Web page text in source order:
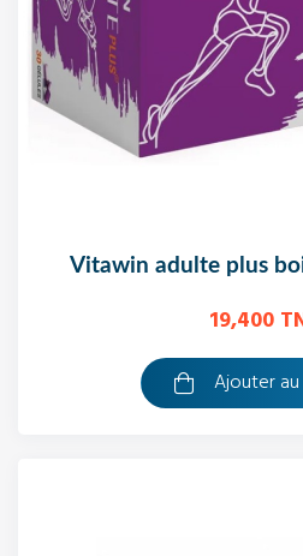
vitawin adulte plus
19,400
Ajouter